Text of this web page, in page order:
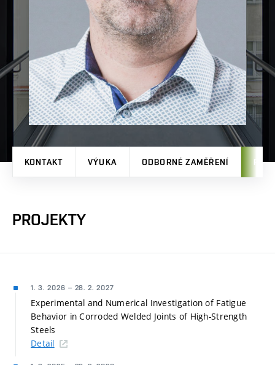
KONTAKT VÝUKA ODBORNÉ ZAMĚŘENÍ
PROJEKTY
1. 3. 2026 – 28. 2. 2027
Experimental and Numerical Investigation of Fatigue
Behavior in Corroded Welded Joints of High-Strength
Steels
Detail